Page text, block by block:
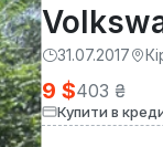
31.07.2017
9 $403 ₴
Купити в